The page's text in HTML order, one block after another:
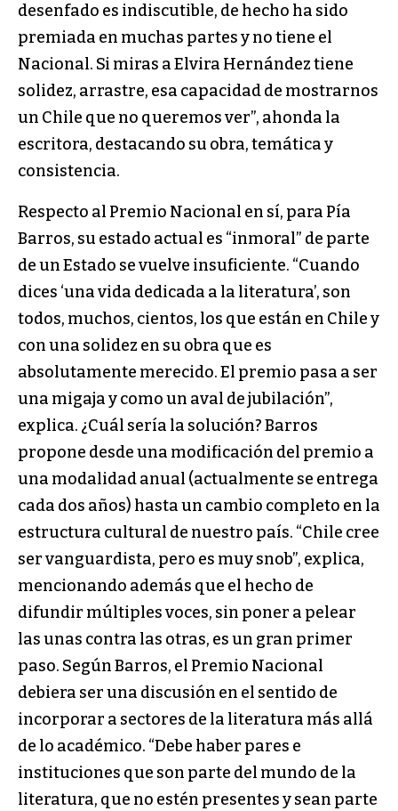
desenfado es indiscutible, de hecho ha sido
premiada en muchas partes y no tiene el
Nacional. Si miras a Elvira Hernández tiene
solidez, arrastre, esa capacidad de mostrarnos
un Chile que no queremos ver”, ahonda la
escritora, destacando su obra, temática y
consistencia.
Respecto al Premio Nacional en sí, para Pía
Barros, su estado actual es “inmoral” de parte
de un Estado se vuelve insuficiente. “Cuando
dices ‘una vida dedicada a la literatura’, son
todos, muchos, cientos, los que están en Chile y
con una solidez en su obra que es
absolutamente merecido. El premio pasa a ser
una migaja y como un aval de jubilación”,
explica. ¿Cuál sería la solución? Barros
propone desde una modificación del premio a
una modalidad anual (actualmente se entrega
cada dos años) hasta un cambio completo en la
estructura cultural de nuestro país. “Chile cree
ser vanguardista, pero es muy snob”, explica,
mencionando además que el hecho de
difundir múltiples voces, sin poner a pelear
las unas contra las otras, es un gran primer
paso. Según Barros, el Premio Nacional
debiera ser una discusión en el sentido de
incorporar a sectores de la literatura más allá
de lo académico. “Debe haber pares e
instituciones que son parte del mundo de la
literatura, que no estén presentes y sean parte